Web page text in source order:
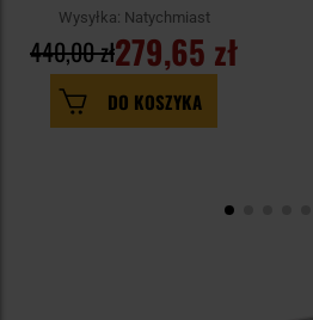
Wysyłka: Natychmiast
279,65 zł
440,00 zł
DO KOSZYKA